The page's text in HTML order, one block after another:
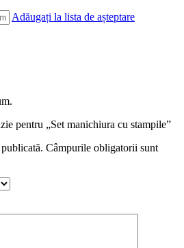
Adăugați la lista de așteptare
pentru „Set manichiura cu stampile”
Câmpurile obligatorii sunt